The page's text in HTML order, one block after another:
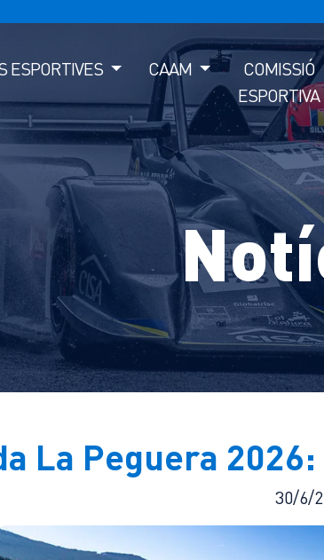
ESPORTIVES CAAM
COMISSIÓ
ESPORTIVA
La Peguera
30/6/